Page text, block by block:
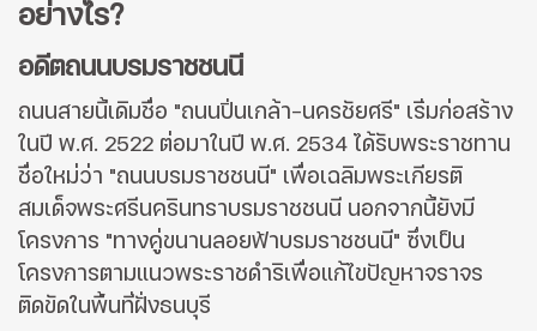
อย่างไร?
อดีตถนนบรมราชชนนี
ถนนสายนี้เดิมชื่อ "ถนนปิ่นเกล้า-นครชัยศรี" เริ่มก่อสร้าง
ในปี พ.ศ. 2522 ต่อมาในปี พ.ศ. 2534 ได้รับพระราชทาน
ชื่อใหม่ว่า "ถนนบรมราชชนนี" เพื่อเฉลิมพระเกียรติ
สมเด็จพระศรีนครินทราบรมราชชนนี นอกจากนี้ยังมี
โครงการ "ทางคู่ขนานลอยฟ้าบรมราชชนนี" ซึ่งเป็น
โครงการตามแนวพระราชดำริเพื่อแก้ไขปัญหาจราจร
ติดขัดในพื้นที่ฝั่งธนบุรี